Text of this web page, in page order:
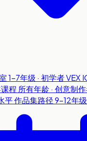
1-7年级 · 初学者VEX
程 所有年龄 · 创意制
平作品集路径9-12年